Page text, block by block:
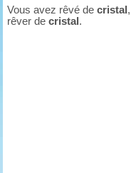
Vous avez rêvé decristal
rêver decristal.